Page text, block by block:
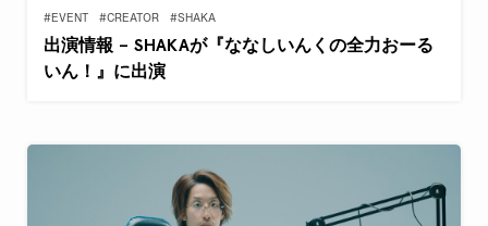
#EVENT #CREATOR #SHAKA
出演情報 – SHAKAが『ななしいんくの全力おーる
いん！』に出演